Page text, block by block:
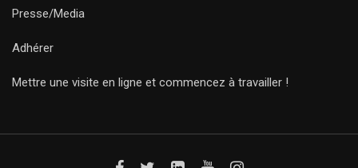
Presse/Media
Adhérer
Mettre une visite en ligne et commencez à travailler !